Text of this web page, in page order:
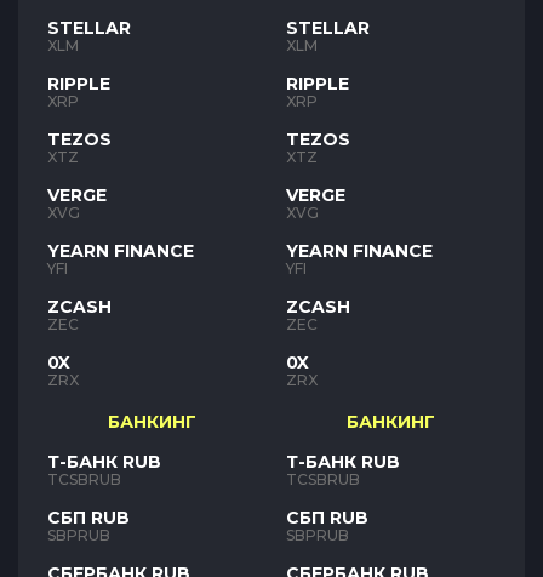
STELLAR
XLM
RIPPLE
XRP
TEZOS
XTZ
VERGE
XVG
YEARN FINANCE
YFI
ZCASH
ZEC
0X
ZRX
БАНКИНГ
Т-БАНК RUB
TCSBRUB
СБП RUB
SBPRUB
STELLAR
XLM
RIPPLE
XRP
TEZOS
XTZ
VERGE
XVG
YEARN FINANCE
YFI
ZCASH
ZEC
0X
ZRX
БАНКИНГ
Т-БАНК RUB
TCSBRUB
СБП RUB
SBPRUB